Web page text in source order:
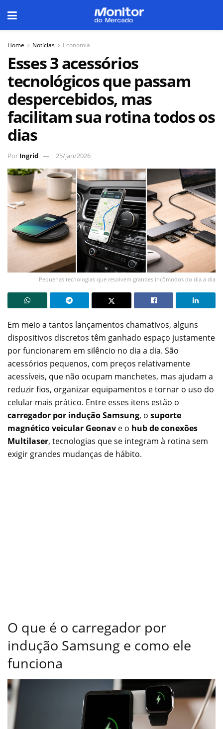
Home Notícias Economia
Esses 3 acessórios
tecnológicos que passam
despercebidos, mas
facilitam sua rotina todos os
dias
Por Ingrid 25/jan/2026
Pequenas tecnologias que resolvem grandes incômodos do dia a dia
Em meio a tantos lançamentos chamativos, alguns
dispositivos discretos têm ganhado espaço justamente
por funcionarem em silêncio no dia a dia. São
acessórios pequenos, com preços relativamente
acessíveis, que não ocupam manchetes, mas ajudam a
reduzir fios, organizar equipamentos e tornar o uso do
celular mais prático. Entre esses itens estão o
carregador por indução Samsung, o suporte
magnético veicular Geonav e o hub de conexões
Multilaser, tecnologias que se integram à rotina sem
exigir grandes mudanças de hábito.
O que é o carregador por
indução Samsung e como ele
funciona